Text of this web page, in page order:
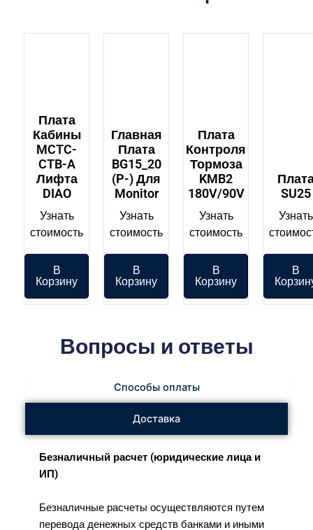
Плата
Кабины
MCTC-
CTB-A
Лифта
DIAO
Узнать
стоимость
В
Корзину
Главная
Плата
BG15_20
(P-) Для
Monitor
Узнать
стоимость
В
Корзину
Плата
Контроля
Тормоза
KMB2
180V/90V
Узнать
стоимость
В
Корзину
SU25
Узнать
В
Вопросы и ответы
Способы оплаты
Доставка
Безналичный расчет (юридические лица и
ИП)
Безналичные расчеты осуществляются путем
перевода денежных средств банками и иными